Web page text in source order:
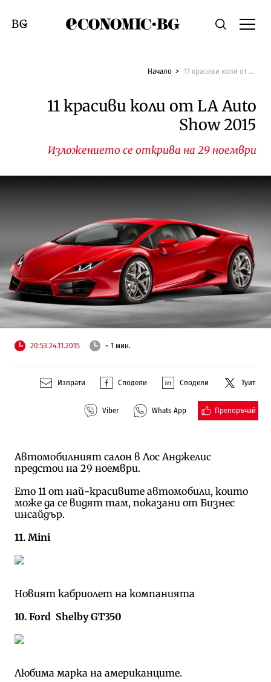
Economic.bgТърсене
Смяна на език
Начало 11 красиви коли от LA Auto Show 2015
11 красиви коли от LA Auto
Show 2015
Изложението се открива на 29 ноември
20:53 24.11.2015 ~ 1 мин.
Изпрати Сподели Сподели Туит
Viber Whats App Препоръчай
Автомобилният салон в Лос Анджелис
предстои на 29 ноември.
Ето 11 от най-красивите автомобили, които
може да се видят там, показани от Бизнес
инсайдър.
11. Mini
Новият кабриолет на компанията
10. Ford Shelby GT350
Любима марка на американците.